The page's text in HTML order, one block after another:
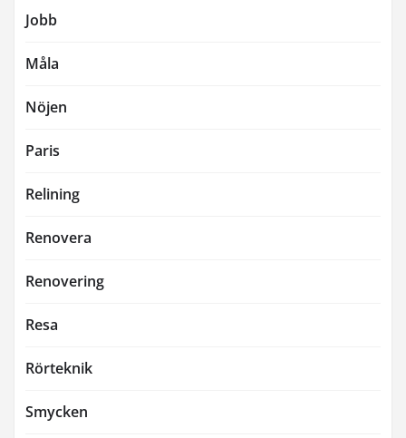
Jobb
Måla
Nöjen
Paris
Relining
Renovera
Renovering
Resa
Rörteknik
Smycken